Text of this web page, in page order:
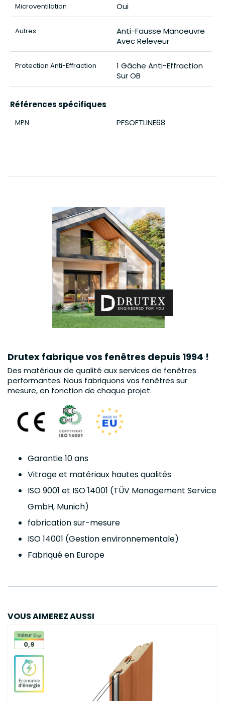
Microventilation Oui
Autres
Anti-Fausse Manoeuvre
Avec Releveur
Protection Anti-Effraction
1 Gâche Anti-Effraction
Sur OB
Références spécifiques
MPN PFSOFTLINE68
Drutex fabrique vos fenêtres depuis 1994 !
Des matériaux de qualité aux services de fenêtres
performantes. Nous fabriquons vos fenêtres sur
mesure, en fonction de chaque projet.
Garantie 10 ans
Vitrage et matériaux hautes qualités
ISO 9001 et ISO 14001 (TÜV Management Service
GmbH, Munich)
fabrication sur-mesure
ISO 14001 (Gestion environnementale)
Fabriqué en Europe
VOUS AIMEREZ AUSSI
0,9